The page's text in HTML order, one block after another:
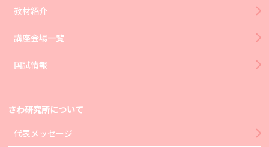
教材紹介
講座会場一覧
国試情報
さわ研究所について
代表メッセージ